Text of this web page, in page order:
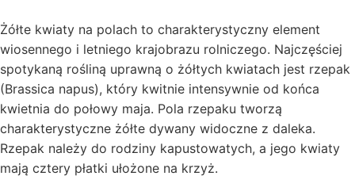
Żółte kwiaty na polach to charakterystyczny element
wiosennego i letniego krajobrazu rolniczego. Najczęściej
spotykaną rośliną uprawną o żółtych kwiatach jest rzepak
(Brassica napus), który kwitnie intensywnie od końca
kwietnia do połowy maja. Pola rzepaku tworzą
charakterystyczne żółte dywany widoczne z daleka.
Rzepak należy do rodziny kapustowatych, a jego kwiaty
mają cztery płatki ułożone na krzyż.